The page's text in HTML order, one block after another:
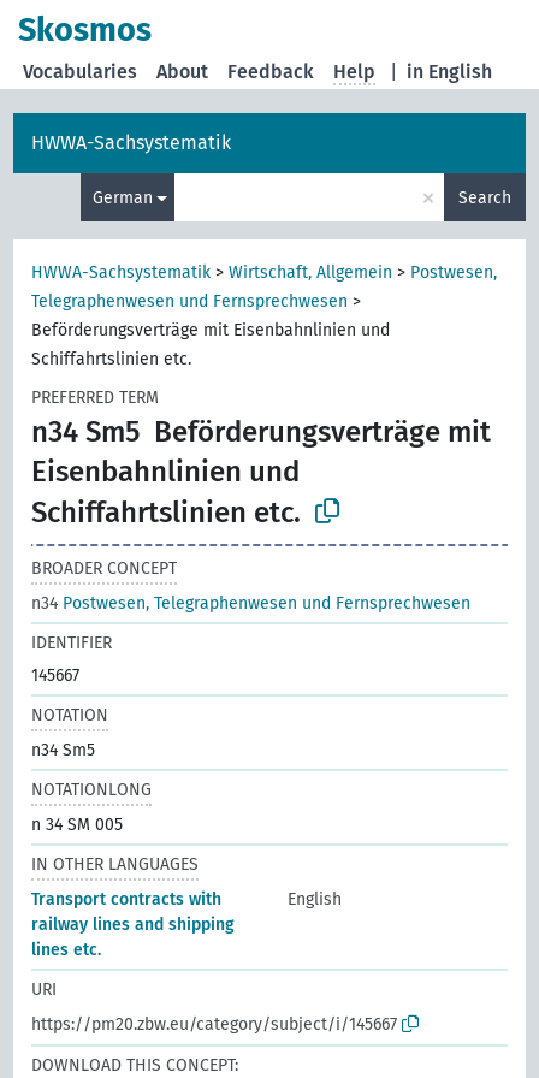
Skosmos
in English
Vocabularies About Feedback Help
HWWA-Sachsystematik
German × Search
HWWA-Sachsystematik >Wirtschaft, Allgemein > Postwesen,
Telegraphenwesen und Fernsprechwesen >
Beförderungsverträge mit Eisenbahnlinien und
Schiffahrtslinien etc.
PREFERRED TERM
n34 Sm5 Beförderungsverträge mit
Eisenbahnlinien und
Schiffahrtslinien etc.
BROADER CONCEPT
n34 Postwesen, Telegraphenwesen und Fernsprechwesen
IDENTIFIER
145667
NOTATION
n34 Sm5
NOTATIONLONG
n 34 SM 005
IN OTHER LANGUAGES
Transport contracts with
railway lines and shipping
lines etc.
English
URI
https://pm20.zbw.eu/category/subject/i/145667
DOWNLOAD THIS CONCEPT: